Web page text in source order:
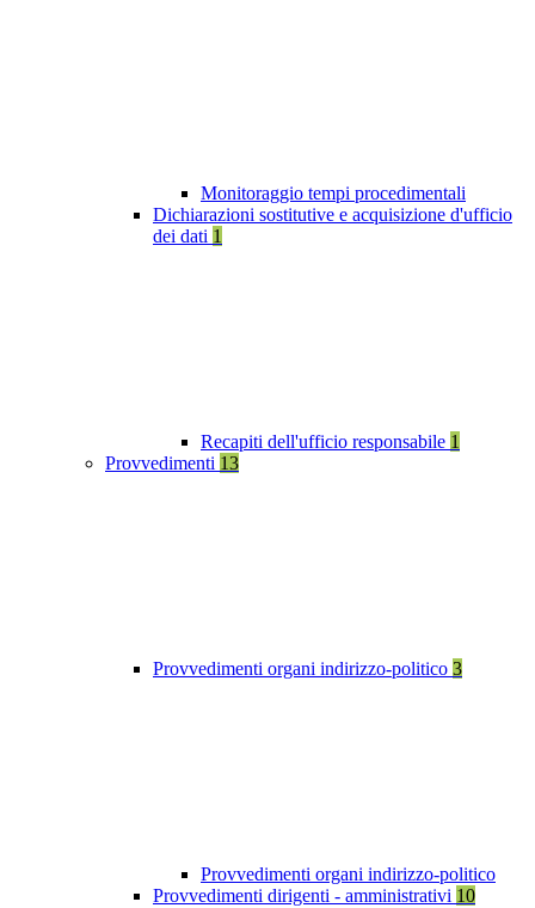
Monitoraggio tempi procedimentali
Dichiarazioni sostitutive e acquisizione d'ufficio
dei dati 1
Recapiti dell'ufficio responsabile 1
Provvedimenti 13
Provvedimenti organi indirizzo-politico 3
Provvedimenti organi indirizzo-politico
Provvedimenti dirigenti - amministrativi 10